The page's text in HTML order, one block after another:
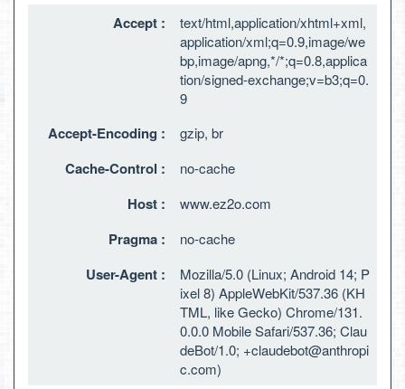
Accept :
text/html,application/xhtml+xml,
application/xml;q=0.9,image/we
bp,image/apng,*/*;q=0.8,applica
tion/signed-exchange;v=b3;q=0.
9
Accept-Encoding : gzip, br
Cache-Control : no-cache
Host : www.ez2o.com
Pragma : no-cache
User-Agent :
Mozilla/5.0 (Linux; Android 14; P
ixel 8) AppleWebKit/537.36 (KH
TML, like Gecko) Chrome/131.
0.0.0 Mobile Safari/537.36; Clau
deBot/1.0; +claudebot@anthropi
c.com)